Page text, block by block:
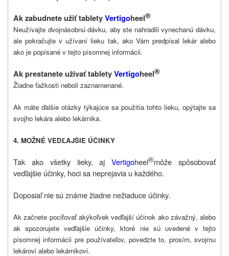
Ak zabudnete užiť tabletyVertigoheel®
Neužívajte dvojnásobnú dávku, aby ste nahradili vynechanú dávku,
ale pokračujte v užívaní lieku tak, ako Vám predpísal lekár alebo
ako je popísané v tejto písomnej informácii.
Ak prestanete užívať tabletyVertigoheel®
Žiadne ťažkosti neboli zaznamenané.
Ak máte ďalšie otázky týkajúce sa použitia tohto lieku, opýtajte sa
svojho lekára alebo lekárnika.
4. MOŽNÉ VEDĽAJŠIE ÚČINKY
Tak ako všetky lieky, aj Vertigoheel®môže spôsobovať
vedľajšie účinky, hoci sa neprejavia u každého.
Doposiaľ nie sú známe žiadne nežiaduce účinky.
Ak začnete pociťovať akýkoľvek vedľajší účinok ako závažný, alebo
ak spozorujete vedľajšie účinky, ktoré nie sú uvedené v tejto
písomnej informácii pre používateľov, povedzte to, prosím, svojmu
lekárovi alebo lekárnikovi.